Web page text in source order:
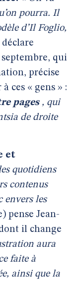
pourra. Il
d’Il Foglio,
qui
précise
ces « gens » :
pages , qui
de droite
et
quotidiens
contenus
envers les
pense Jean-
il change
aura
faite à
ainsi que la